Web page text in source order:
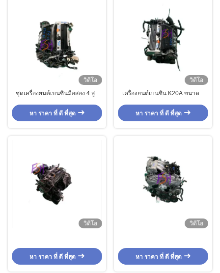
วิดีโอ
ชุดเครื่องยนต์เบนซินมือสอง 4 สูบ
Honda CRV
หา ราคา ที่ ดี ที่สุด
วิดีโอ
เครื่องยนต์เบนซิน K20A ขนาด 4
Hon da Odyssey
หา ราคา ที่ ดี ที่สุด
วิดีโอ
หา ราคา ที่ ดี ที่สุด
วิดีโอ
หา ราคา ที่ ดี ที่สุด